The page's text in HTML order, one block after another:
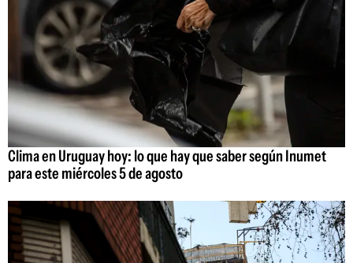
Clima en Uruguay hoy: lo que hay que saber según Inumet
para este miércoles 5 de agosto